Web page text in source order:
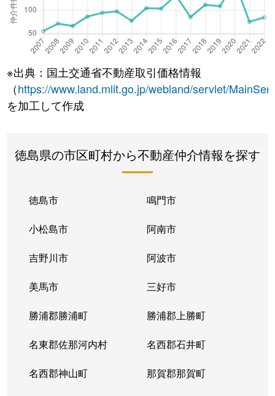
※出典：国土交通省不動産取引価格情報
（https://www.land.mlit.go.jp/webland/servlet/
を加工して作成
徳島県の市区町村から不動産仲介情報を探す
徳島市 鳴門市
小松島市 阿南市
吉野川市 阿波市
美馬市 三好市
勝浦郡勝浦町 勝浦郡上勝町
名東郡佐那河内村 名西郡石井町
名西郡神山町 那賀郡那賀町